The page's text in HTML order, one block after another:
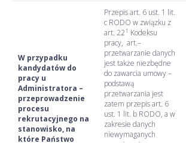
W przypadku
kandydatów do
pracy u
Administratora –
przeprowadzenie
procesu
rekrutacyjnego na
stanowisko, na
które Państwo
Przepis art. 6 ust. 1 lit.
c RODO w związku z
art. 221 Kodeksu
pracy, art.–
przetwarzanie danych
jest także niezbędne
do zawarcia umowy –
podstawą
przetwarzania jest
zatem przepis art. 6
ust. 1 lit. b RODO, a w
zakresie danych
niewymaganych